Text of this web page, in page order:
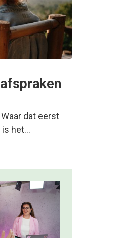
dat eerst
is het…